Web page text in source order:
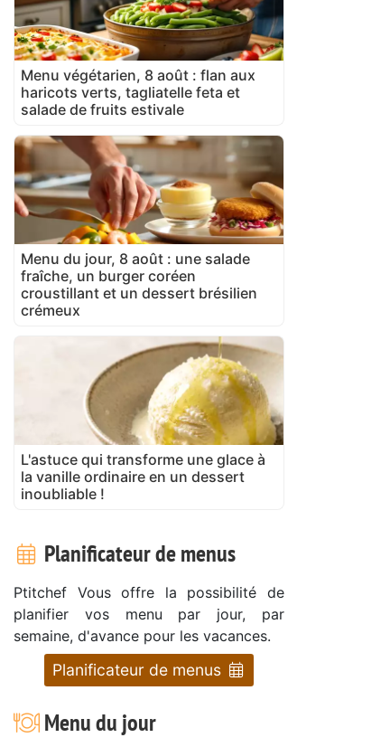
Menu végétarien, 8 août : flan aux
haricots verts, tagliatelle feta et
salade de fruits estivale
Menu du jour, 8 août : une salade
fraîche, un burger coréen
croustillant et un dessert brésilien
crémeux
L'astuce qui transforme une glace à
la vanille ordinaire en un dessert
inoubliable !
Planificateur de menus
Ptitchef Vous offre la possibilité de
planifier vos menu par jour, par
semaine, d'avance pour les vacances.
Planificateur de menus
Menu du jour